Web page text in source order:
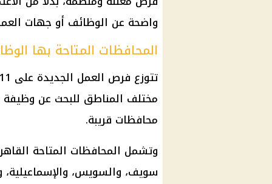
واضحة عن الوظائف أو جهات
المحافظات المتاحة بها
مختلف المناطق للبحث عن
محافظات قريبة.
وتشمل المحافظات المتاحة
سويف، والسويس، والإسماعيلية،